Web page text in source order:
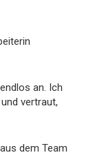
an. Ich
vertraut,
dem Team